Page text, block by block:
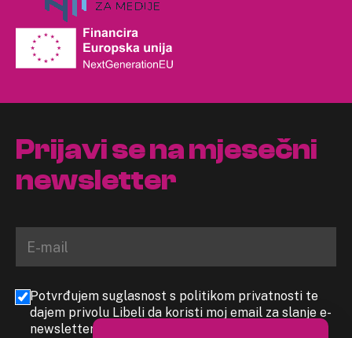
Prijavi se na mjesečni
newsletter
Potvrđujem suglasnost s politikom privatnosti te
dajem privolu Libeli da koristi moj email za slanje e-
newslettera